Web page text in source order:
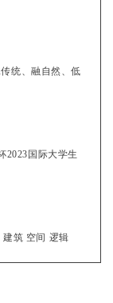
统、融自然、低
2023国际大学生
建筑 空间 逻辑